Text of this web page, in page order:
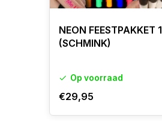
NEON FEESTPAKKET 1
(SCHMINK)
Op voorraad
€29,95